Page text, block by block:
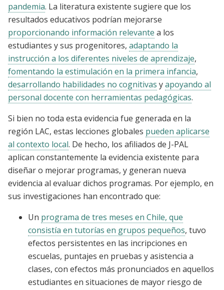
pandemia. La literatura existente sugiere que los
resultados educativos podrían mejorarse
proporcionando información relevante a los
estudiantes y sus progenitores, adaptando la
instrucción a los diferentes niveles de aprendizaje,
fomentando la estimulación en la primera infancia,
desarrollando habilidades no cognitivas yapoyando al
personal docente con herramientas pedagógicas.
Si bien no toda esta evidencia fue generada en la
región LAC, estas lecciones globales pueden aplicarse
al contexto local. De hecho, los afiliados de J-PAL
aplican constantemente la evidencia existente para
diseñar o mejorar programas, y generan nueva
evidencia al evaluar dichos programas. Por ejemplo, en
sus investigaciones han encontrado que:
Un programa de tres meses en Chile, que
consistía en tutorías en grupos pequeños, tuvo
efectos persistentes en las incripciones en
escuelas, puntajes en pruebas y asistencia a
clases, con efectos más pronunciados en aquellos
estudiantes en situaciones de mayor riesgo de